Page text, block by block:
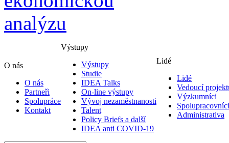
O nás
O nás
Partneři
Spolupráce
Kontakt
Výstupy
Výstupy
Studie
IDEA Talks
On-line výstupy
Vývoj nezaměstnanosti
Talent
Policy Briefs a další
IDEA anti COVID-19
Lidé
Lidé
Vedoucí
Výzkumníci
Spolupracovníci
Administrativa